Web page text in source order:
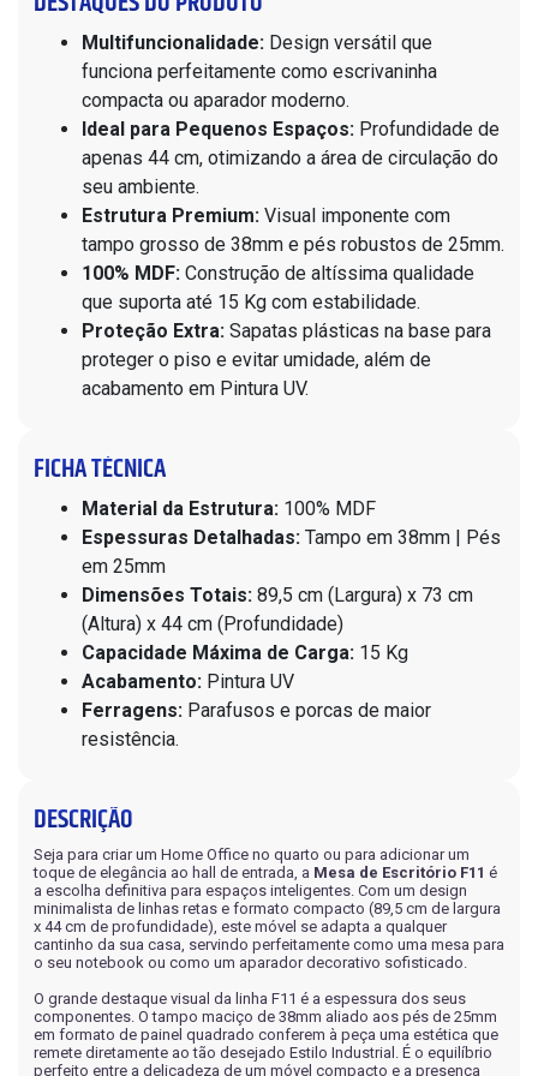
Multifuncionalidade: Design versátil que
funciona perfeitamente como escrivaninha
compacta ou aparador moderno.
Ideal para Pequenos Espaços: Profundidade de
apenas 44 cm, otimizando a área de circulação do
seu ambiente.
Estrutura Premium: Visual imponente com
tampo grosso de 38mm e pés robustos de 25mm.
100% MDF: Construção de altíssima qualidade
que suporta até 15 Kg com estabilidade.
Proteção Extra: Sapatas plásticas na base para
proteger o piso e evitar umidade, além de
acabamento em Pintura UV.
FICHA TÉCNICA
Material da Estrutura: 100% MDF
Espessuras Detalhadas: Tampo em 38mm | Pés
em 25mm
Dimensões Totais: 89,5 cm (Largura) x 73 cm
(Altura) x 44 cm (Profundidade)
Capacidade Máxima de Carga: 15 Kg
Acabamento: Pintura UV
Ferragens: Parafusos e porcas de maior
resistência.
DESCRIÇÃO
Seja para criar um Home Office no quarto ou para adicionar um
toque de elegância ao hall de entrada, a Mesa de Escritório F11 é
a escolha definitiva para espaços inteligentes. Com um design
minimalista de linhas retas e formato compacto (89,5 cm de largura
x 44 cm de profundidade), este móvel se adapta a qualquer
cantinho da sua casa, servindo perfeitamente como uma mesa para
o seu notebook ou como um aparador decorativo sofisticado.
O grande destaque visual da linha F11 é a espessura dos seus
componentes. O tampo maciço de 38mm aliado aos pés de 25mm
em formato de painel quadrado conferem à peça uma estética que
remete diretamente ao tão desejado Estilo Industrial. É o equilíbrio
perfeito entre a delicadeza de um móvel compacto e a presença